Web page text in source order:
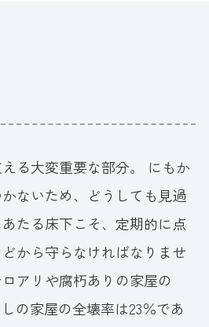
る大変重要な部分。 にもか
ないため、どうしても見過
たる床下こそ、定期的に点
から守らなければなりませ
アリや腐朽ありの家屋の
の家屋の全壊率は23％であ